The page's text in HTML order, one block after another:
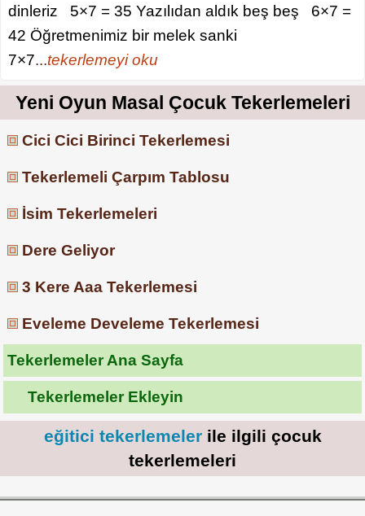
dinleriz 5×7 = 35 Yazılıdan aldık beş beş 6×7 =
42 Öğretmenimiz bir melek sanki
7×7...tekerlemeyi oku
Yeni Oyun Masal Çocuk Tekerlemeleri
Cici Cici Birinci Tekerlemesi
Tekerlemeli Çarpım Tablosu
İsim Tekerlemeleri
Dere Geliyor
3 Kere Aaa Tekerlemesi
Eveleme Develeme Tekerlemesi
Tekerlemeler Ana Sayfa
Tekerlemeler Ekleyin
eğitici tekerlemelerile ilgili çocuk
tekerlemeleri